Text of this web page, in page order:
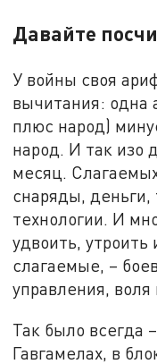
Давайте
У войны своя
вычитания: одна
плюс народ)
народ. И так изо
месяц.
снаряды, деньги,
технологии. И
удвоить, утроить
слагаемые, –
управления,
Так было всегда
Гавгамелах, в